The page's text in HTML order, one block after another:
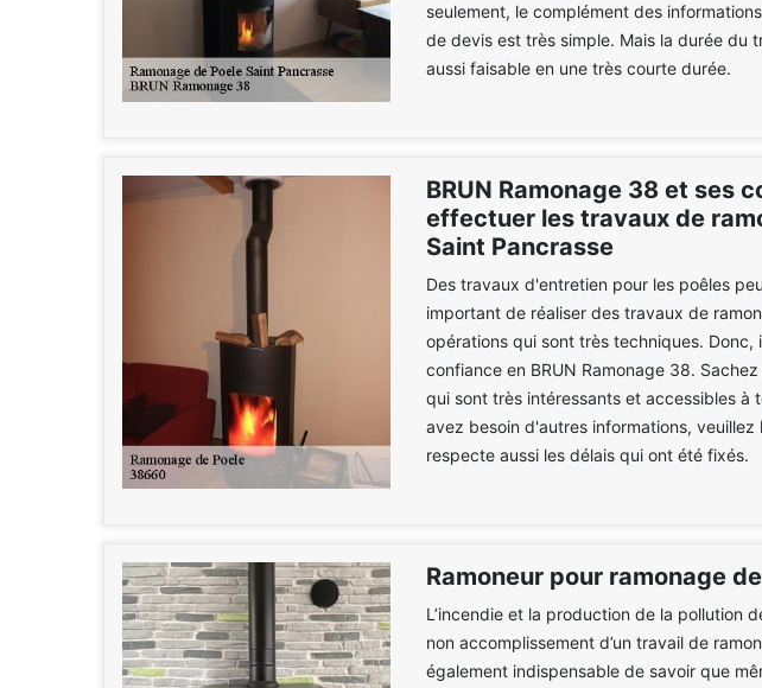
seulement, le complément des
de devis est très simple. Mais la durée du
aussi faisable en une très courte durée.
BRUN Ramonage 38 et ses
effectuer les travaux de
Saint Pancrasse
Des travaux d'entretien pour les poêles
important de réaliser des travaux de
opérations qui sont très techniques. Donc,
confiance en BRUN Ramonage 38.
qui sont très intéressants et accessibles à
avez besoin d'autres informations,
respecte aussi les délais qui ont été fixés.
Ramoneur pour ramonage
L’incendie et la production de la pollution
non accomplissement d’un travail de
également indispensable de savoir que